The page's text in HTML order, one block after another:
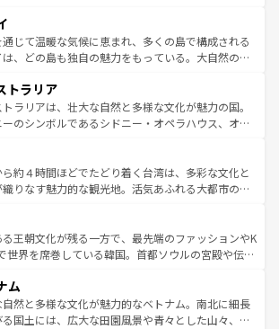
通費無料で観光を楽しむこともできる。 なお、新
イス情報はコンテンツ一覧 を参照してほしい。
巨大都市は、観光、ショッピング、エンターテイ
トが詰まった刺激的なスポットだ。一方、アメリカ
は大自然が広がり、グランドキャニオンやイエロー
ーオーリンズでは、音楽と美食が融合した独特の
力。旅行者はアメリカの各地域で異なる魅力を楽
がら、その多様性と豊かな歴史を感じることができ
贅沢な旅のスタイルだ。 なお、新着のアメリカ
コンテンツ一覧を参照してほしい。
通じて温暖な気候に恵まれ、多くの島で構成される
は、どの島も独自の魅力をもっている。大自然の神
見逃せない。また、定番の観光地といえばオアフ
静かな自然を求めるならマウイ島やカウアイ島が
め。エメラルドグリーンに輝く海をはじめ、豊かな
てなしの心で訪れる人々を迎えてくれるハワイの
おいしいローカルフードやハワイアンミュージッ
統的なフラダンスなど、すべてがハワイの魅力を彩
に味わってほしい。 なお、新着のハワイ情報
テンツ一覧を参照してほしい。
トラリア
ラリアは、壮大な自然と多様な文化が魅力の国。
ーのシンボルであるシドニー・オペラハウス、オー
フや大陸中央部にそびえるウルル（エアーズロッ
タスマニアの美しい原生林やケアンズの熱帯雨林な
どころがたくさん。また、カフェやワイン、オージ
クティビティも充実しており、サーフィンやダイ
、ハイキングなど、アウトドア好きにはたまらな
ストラリアの多彩な魅力を存分に味わいつくそ
ほしい。
ら約４時間ほどでたどり着く台湾は、多彩な文化と
織りなす魅力的な観光地。活気あふれる大都市の台
ひつな山岳地帯である台湾東部など、都市の喧騒
の静けさが共存しており、訪れる人に新しい発見と
たらしてくれる。また、奥深い台湾の食文化も魅
いと評判のスイーツなど、バラエティ豊かな料理
が味わえる。 なお、新着の台湾情報は コンテンツ一覧を参
ほしい。
る王朝文化が残る一方で、最先端のファッションやK
世界を席巻している韓国。首都ソウルの宮殿や伝統
に足を延ばせば四季折々の自然美を楽しむことが
。そして、キムチや焼肉、絶品のストリートフード
さまざまな韓国料理が待っている。夜には、韓国な
ム
自然と多様な文化が魅力的なベトナム。南北に細長
る国土には、広大な田園風景や青々とした山々、世